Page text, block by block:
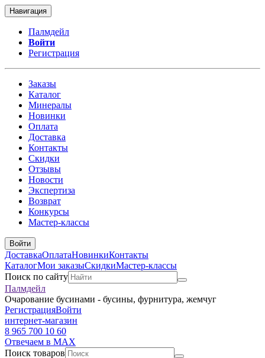
Навигация
Палмдейл
Войти
Регистрация
Заказы
Каталог
Минералы
Новинки
Оплата
Доставка
Контакты
Скидки
Отзывы
Новости
Экспертиза
Возврат
Конкурсы
Мастер-классы
Войти
ДоставкаОплатаНовинкиКонтакты
КаталогМои заказыСкидкиМастер-классы
Поиск по сайту
Палмдейл
Очарование бусинами - бусины, фурнитура, жемчуг
РегистрацияВойти
интернет-магазин
8 965 700 10 60
Отвечаем в MAX
Поиск товаров